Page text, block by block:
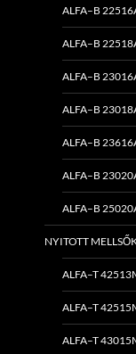
ALFA–B
ALFA–B
ALFA–B
ALFA–B
ALFA–B
ALFA–B
ALFA–B
NYITOTT
ALFA–T
ALFA–T
ALFA–T